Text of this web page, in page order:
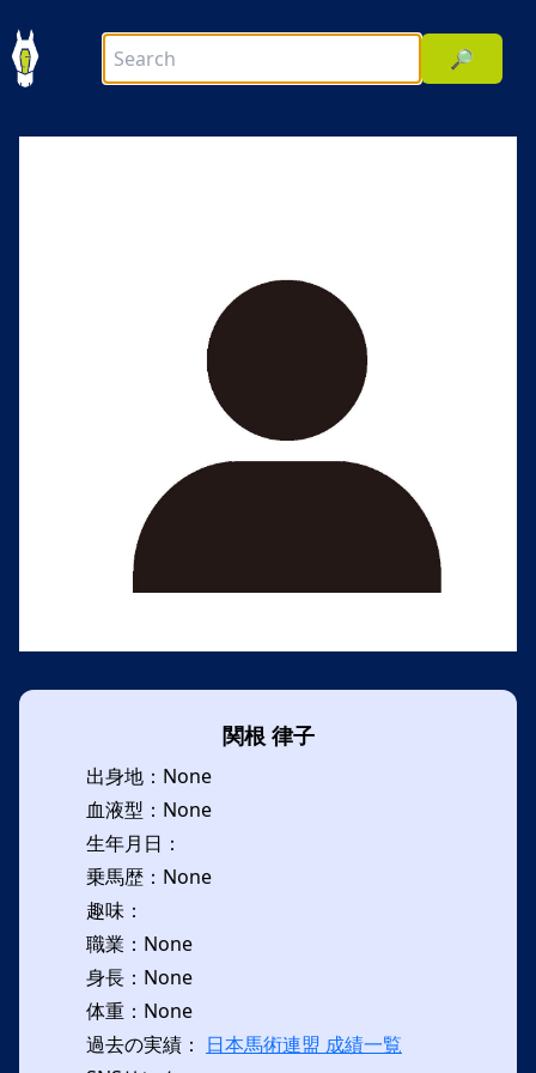
🔎
関根 律子
出身地：None
血液型：None
生年月日：
乗馬歴：None
趣味：
職業：None
身長：None
体重：None
過去の実績： 日本馬術連盟 成績一覧